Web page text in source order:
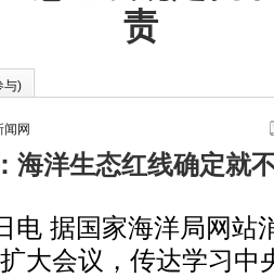
责
与)
闻网
海洋生态红线确定就
据国家海洋局网站
大会议，传达学习中